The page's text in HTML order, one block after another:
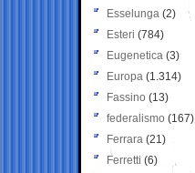
Esselunga (2)
Esteri (784)
Eugenetica (3)
Europa (1.314)
Fassino (13)
federalismo (167)
Ferrara (21)
Ferretti (6)